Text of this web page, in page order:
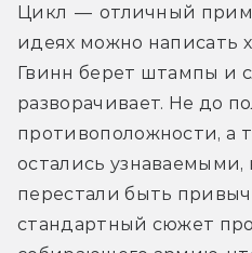
Цикл  —  отличный
идеях можно написать
Гвинн берет штампы и
разворачивает. Не до
противоположности, а
остались узнаваемыми,
перестали быть
стандартный сюжет